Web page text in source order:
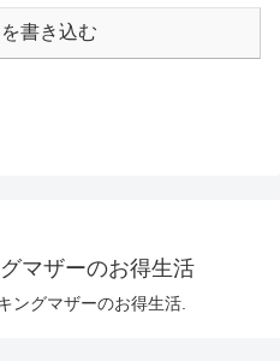
書き込む
マザーのお得生活
ングマザーのお得生活.